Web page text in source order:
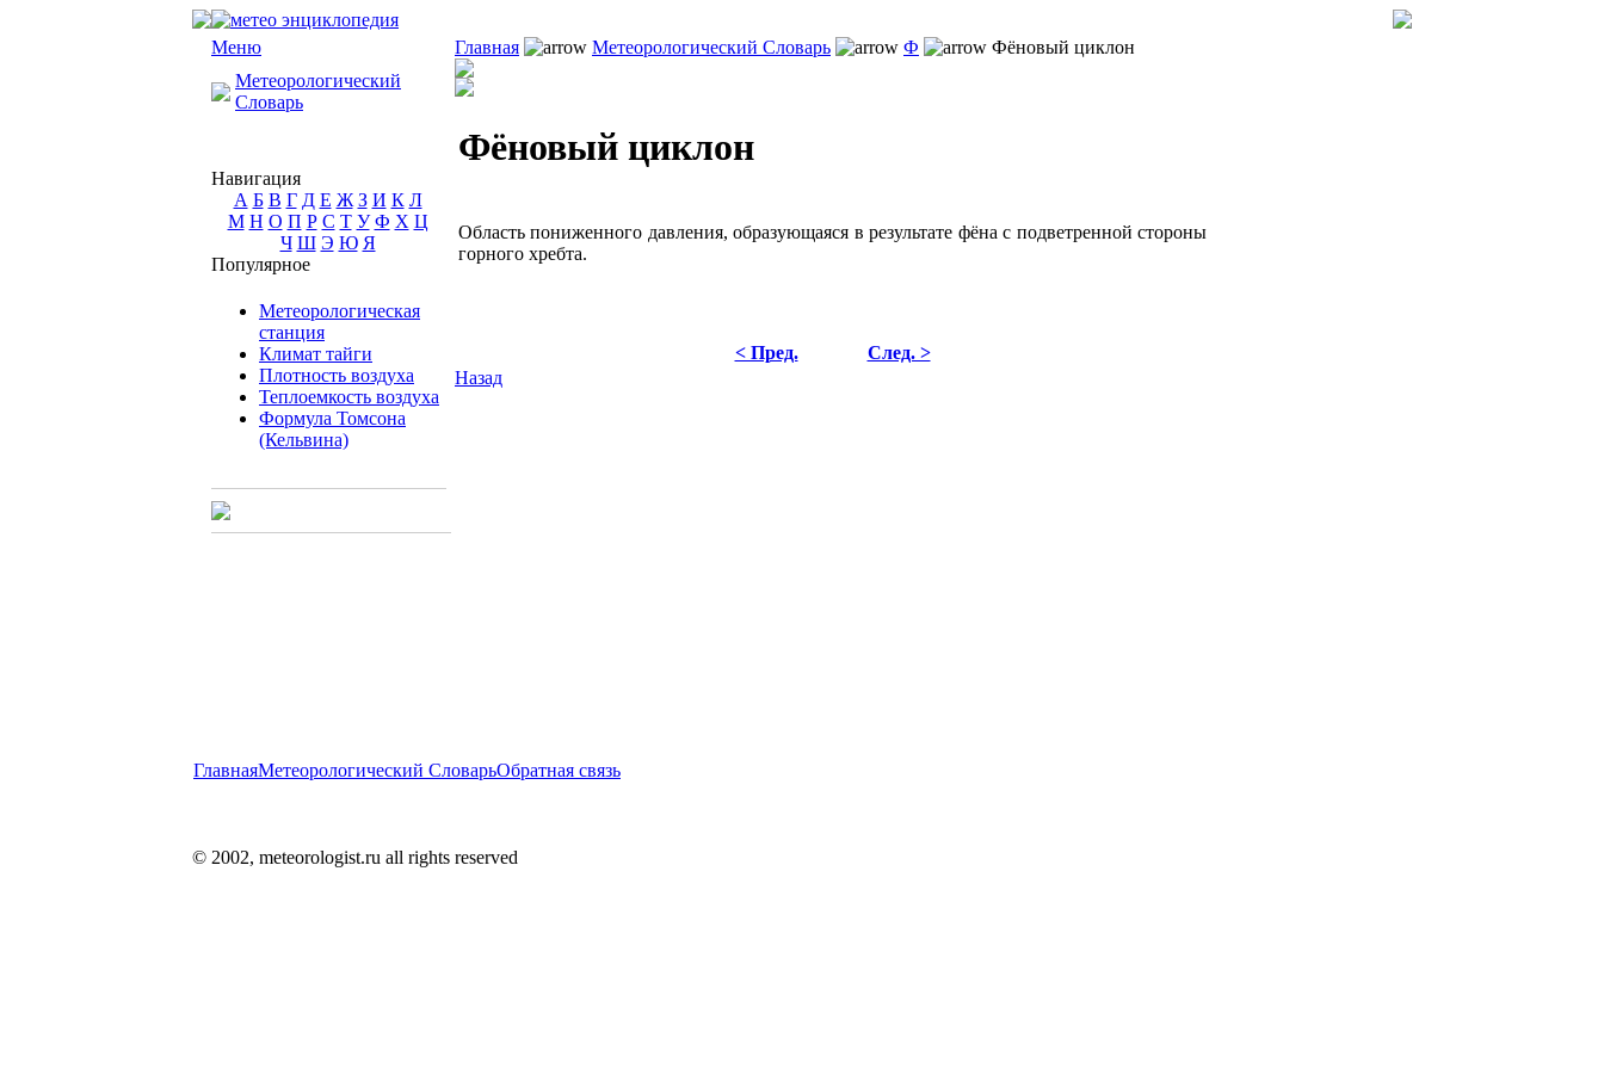
Меню
Метеорологический
Словарь
Навигация
А Б В Г Д Е Ж З И К Л
М Н О П Р С Т У Ф Х Ц
Ч Ш Э Ю Я
Популярное
Метеорологическая
станция
Климат тайги
Плотность воздуха
Теплоемкость воздуха
Формула Томсона
(Кельвина)
Главная Метеорологический Словарь Ф Фёновый циклон
Фёновый циклон
Область пониженного давления, образующаяся в результате фёна с подветренной стороны
горного хребта.
< Пред.
След. >
Назад
ГлавнаяМетеорологический СловарьОбратная связь
© 2002, meteorologist.ru all rights reserved